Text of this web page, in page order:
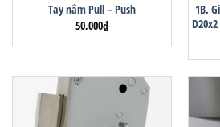
Tay nắm Pull – Push
50,000₫
1B.